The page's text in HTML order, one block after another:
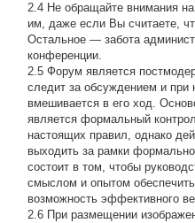
2.4 Не обращайте внимания
им, даже если Вы считаете,
Остальное — забота
конференции.
2.5 Форум является
следит за обсуждением и при
вмешивается в его ход.
является формальный
настоящих правил, однако
выходить за рамки
состоит в том, чтобы
смыслом и опытом
возможность эффективного
2.6 При размещении